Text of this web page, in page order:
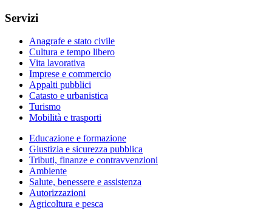
Servizi
Anagrafe e stato civile
Cultura e tempo libero
Vita lavorativa
Imprese e commercio
Appalti pubblici
Catasto e urbanistica
Turismo
Mobilità e trasporti
Educazione e formazione
Giustizia e sicurezza pubblica
Tributi, finanze e contravvenzioni
Ambiente
Salute, benessere e assistenza
Autorizzazioni
Agricoltura e pesca